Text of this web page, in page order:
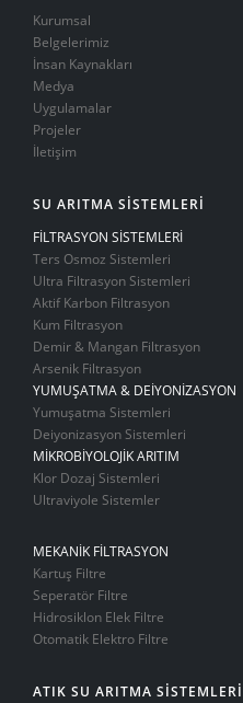
Kurumsal
Belgelerimiz
İnsan Kaynakları
Medya
Uygulamalar
Projeler
İletişim
SU ARITMA SİSTEMLERİ
FİLTRASYON SİSTEMLERİ
Ters Osmoz Sistemleri
Ultra Filtrasyon Sistemleri
Aktif Karbon Filtrasyon
Kum Filtrasyon
Demir & Mangan Filtrasyon
Arsenik Filtrasyon
YUMUŞATMA & DEİYONİZASYON
Yumuşatma Sistemleri
Deiyonizasyon Sistemleri
MİKROBİYOLOJİK ARITIM
Klor Dozaj Sistemleri
Ultraviyole Sistemler
MEKANİK FİLTRASYON
Kartuş Filtre
Seperatör Filtre
Hidrosiklon Elek Filtre
Otomatik Elektro Filtre
ATIK SU ARITMA SİSTEMLERİ